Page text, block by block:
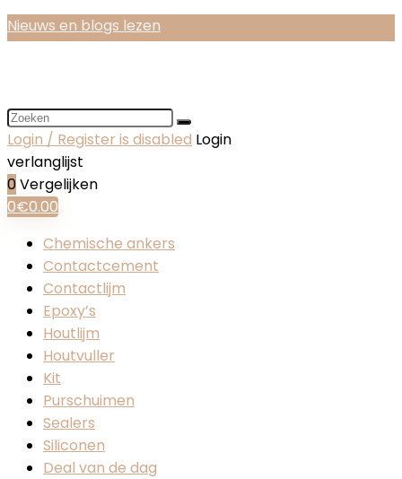
Nieuws en blogs lezen
Login / Register is disabled Login
verlanglijst
0Vergelijken
0€0.00
Chemische ankers
Contactcement
Contactlijm
Epoxy’s
Houtlijm
Houtvuller
Kit
Purschuimen
Sealers
Siliconen
Deal van de dag